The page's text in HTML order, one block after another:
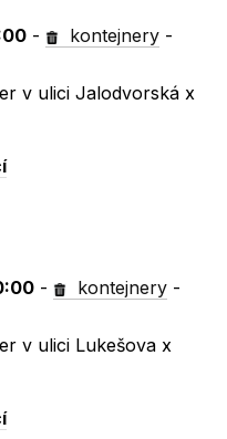
- kontejnery -
v ulici Jalodvorská x
- kontejnery -
v ulici Lukešova x